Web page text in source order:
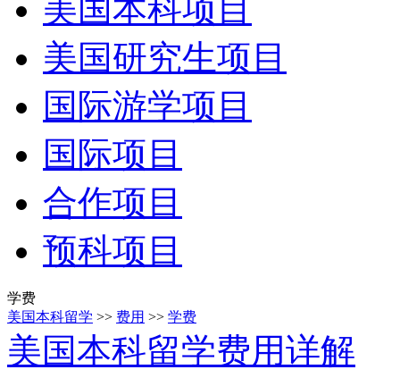
美国本科项目
美国研究生项目
国际游学项目
国际项目
合作项目
预科项目
学费
美国本科留学 >> 费用 >> 学费
美国本科留学费用详解